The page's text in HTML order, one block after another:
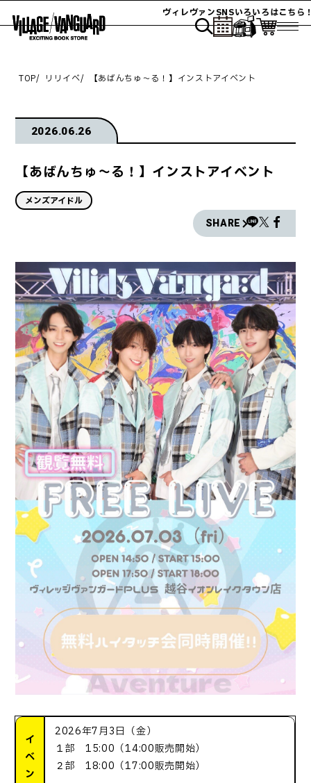
ヴィレヴァンSNSいろいろはこちら！
TOP リリイベ 【あばんちゅ～る！】インストアイベント
2026.06.26
【あばんちゅ～る！】インストアイベント
メンズアイドル
SHARE
イ
ベ
ン
2026年7月3日（金）
１部 15:00（14:00販売開始）
２部 18:00（17:00販売開始）